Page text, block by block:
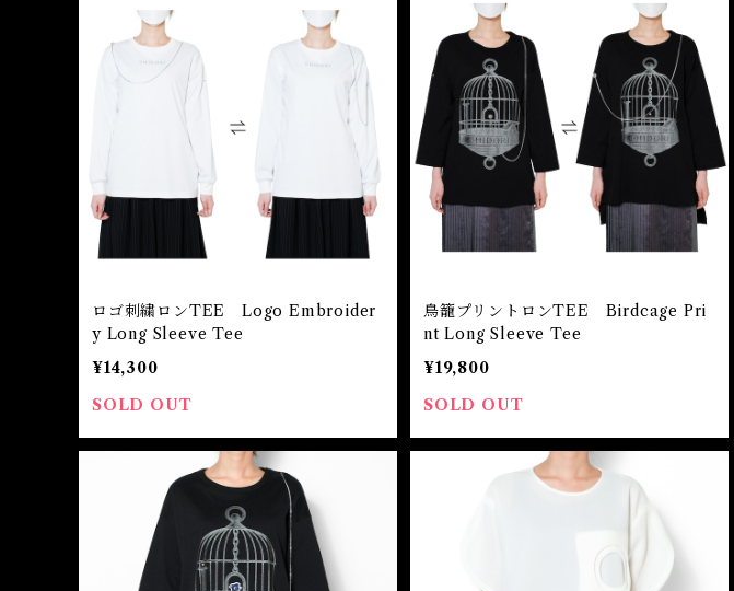
ロゴ刺繍ロンTEE Logo Embroider
y Long Sleeve Tee
¥14,300
SOLD OUT
鳥籠プリントロンTEE Birdcage Pri
nt Long Sleeve Tee
¥19,800
SOLD OUT